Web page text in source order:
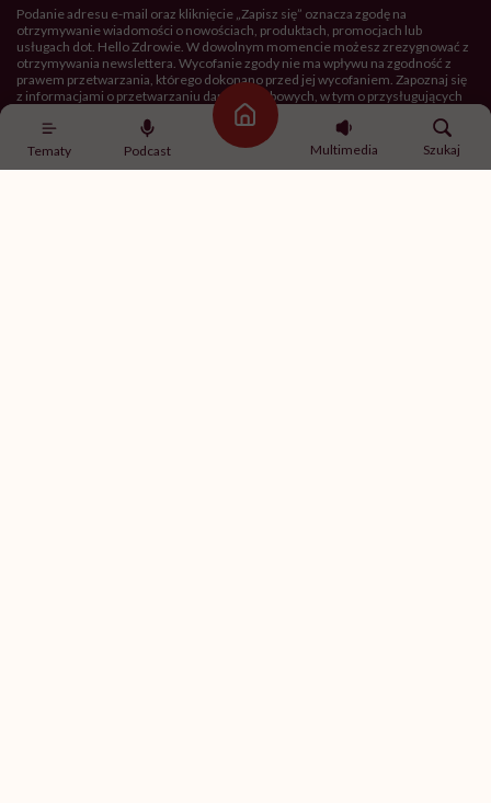
Tematy Podcast
Strona główna
Multimedia
Szukaj
Podanie adresu e-mail oraz kliknięcie „Zapisz się” oznacza zgodę na
otrzymywanie wiadomości o nowościach, produktach, promocjach lub
usługach dot. Hello Zdrowie. W dowolnym momencie możesz zrezygnować z
otrzymywania newslettera. Wycofanie zgody nie ma wpływu na zgodność z
prawem przetwarzania, którego dokonano przed jej wycofaniem. Zapoznaj się
z informacjami o przetwarzaniu danych osobowych, w tym o przysługujących
Polityce prywatności
Zapisz się